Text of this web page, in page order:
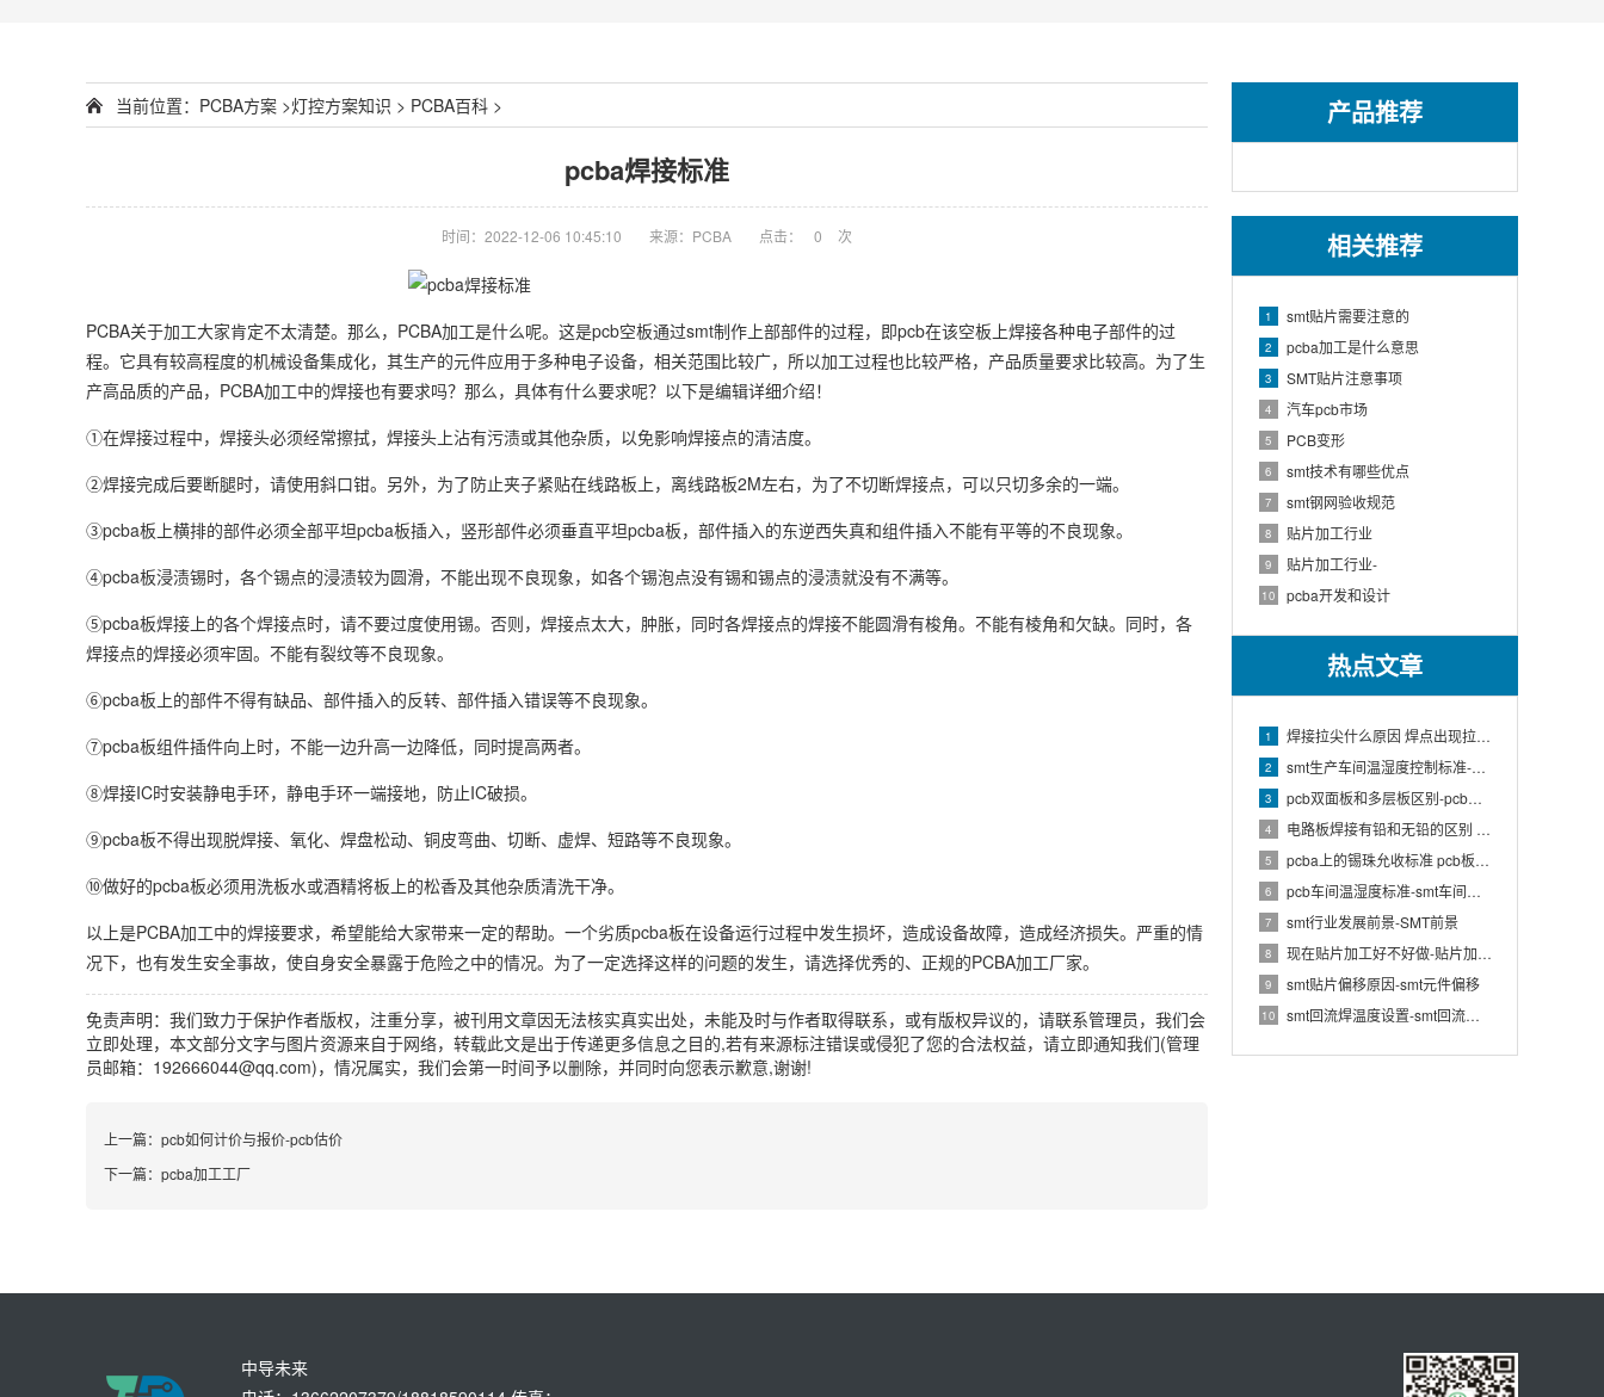
产品推荐
相关推荐
1 smt贴片需要注意的
2 pcba加工是什么意思
3 SMT贴片注意事项
4 汽车pcb市场
5 PCB变形
6 smt技术有哪些优点
7 smt钢网验收规范
8 贴片加工行业
9 贴片加工行业-
10 pcba开发和设计
热点文章
1 焊接拉尖什么原因 焊点出现拉尖现象如何处理
2 smt生产车间温湿度控制标准-SMT车间温湿度
3 pcb双面板和多层板区别-pcb单层板和双层板区别
4 电路板焊接有铅和无铅的区别 电路板用有铅的焊锡还是无铅的
5 pcba上的锡珠允收标准 pcb板上锡珠允许标准
6 pcb车间温湿度标准-smt车间规定的温度,湿度
7 smt行业发展前景-SMT前景
8 现在贴片加工好不好做-贴片加工厂还有前景吗
9 smt贴片偏移原因-smt元件偏移
10 smt回流焊温度设置-smt回流焊温度范围
当前位置： PCBA方案 >灯控方案知识 > PCBA百科 >
pcba焊接标准
时间：2022-12-06 10:45:10 来源：PCBA 点击： 0 次
PCBA关于加工大家肯定不太清楚。那么，PCBA加工是什么呢。这是pcb空板通过smt制作上部部件的过程，即pcb在该空板上焊接各种电子部件的过
程。它具有较高程度的机械设备集成化，其生产的元件应用于多种电子设备，相关范围比较广，所以加工过程也比较严格，产品质量要求比较高。为了生
产高品质的产品，PCBA加工中的焊接也有要求吗？那么，具体有什么要求呢？以下是编辑详细介绍！
①在焊接过程中，焊接头必须经常擦拭，焊接头上沾有污渍或其他杂质，以免影响焊接点的清洁度。
②焊接完成后要断腿时，请使用斜口钳。另外，为了防止夹子紧贴在线路板上，离线路板2M左右，为了不切断焊接点，可以只切多余的一端。
③pcba板上横排的部件必须全部平坦pcba板插入，竖形部件必须垂直平坦pcba板，部件插入的东逆西失真和组件插入不能有平等的不良现象。
④pcba板浸渍锡时，各个锡点的浸渍较为圆滑，不能出现不良现象，如各个锡泡点没有锡和锡点的浸渍就没有不满等。
⑤pcba板焊接上的各个焊接点时，请不要过度使用锡。否则，焊接点太大，肿胀，同时各焊接点的焊接不能圆滑有梭角。不能有棱角和欠缺。同时，各
焊接点的焊接必须牢固。不能有裂纹等不良现象。
⑥pcba板上的部件不得有缺品、部件插入的反转、部件插入错误等不良现象。
⑦pcba板组件插件向上时，不能一边升高一边降低，同时提高两者。
⑧焊接IC时安装静电手环，静电手环一端接地，防止IC破损。
⑨pcba板不得出现脱焊接、氧化、焊盘松动、铜皮弯曲、切断、虚焊、短路等不良现象。
⑩做好的pcba板必须用洗板水或酒精将板上的松香及其他杂质清洗干净。
以上是PCBA加工中的焊接要求，希望能给大家带来一定的帮助。一个劣质pcba板在设备运行过程中发生损坏，造成设备故障，造成经济损失。严重的情
况下，也有发生安全事故，使自身安全暴露于危险之中的情况。为了一定选择这样的问题的发生，请选择优秀的、正规的PCBA加工厂家。
免责声明：我们致力于保护作者版权，注重分享，被刊用文章因无法核实真实出处，未能及时与作者取得联系，或有版权异议的，请联系管理员，我们会
立即处理，本文部分文字与图片资源来自于网络，转载此文是出于传递更多信息之目的,若有来源标注错误或侵犯了您的合法权益，请立即通知我们(管理
员邮箱：192666044@qq.com)，情况属实，我们会第一时间予以删除，并同时向您表示歉意,谢谢!
上一篇： pcb如何计价与报价-pcb估价
下一篇： pcba加工工厂
中导未来